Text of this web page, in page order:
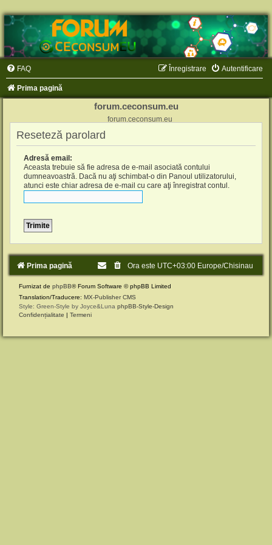
FAQ Autentificare
Înregistrare
Prima pagină
forum.ceconsum.eu
forum.ceconsum.eu
Reseteză parolard
Adresă email:
Aceasta trebuie să fie adresa de e-mail asociată contului
dumneavoastră. Dacă nu aţi schimbat-o din Panoul utilizatorului,
atunci este chiar adresa de e-mail cu care aţi înregistrat contul.
Prima pagină Ora este UTC+03:00 Europe/Chisinau
Furnizat de phpBB® Forum Software © phpBB Limited
Translation/Traducere: MX-Publisher CMS
Style: Green-Style by Joyce&Luna phpBB-Style-Design
Confidențialitate | Termeni